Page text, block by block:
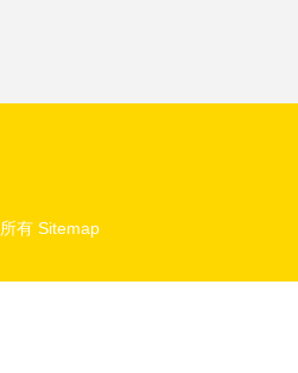
有 Sitemap